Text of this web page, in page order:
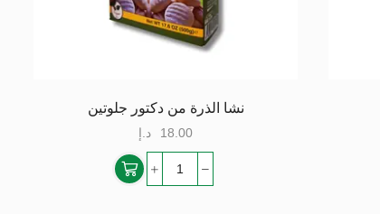
نشا الذرة من دكتور جلوتين
18.00 د.إ